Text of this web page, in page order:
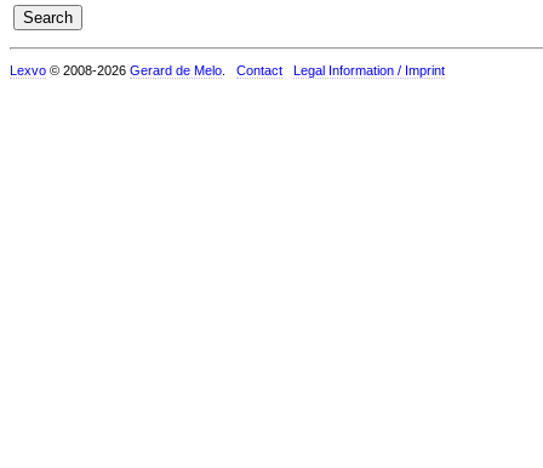
Lexvo © 2008-2026 Gerard de Melo Contact Legal Information / Imprint